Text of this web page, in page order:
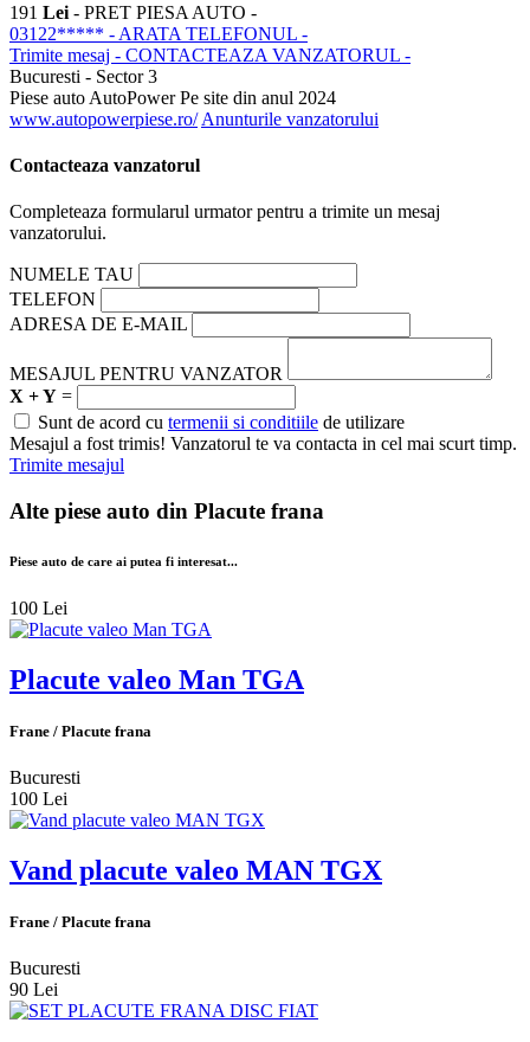
191 Lei - PRET PIESA AUTO -
03122***** - ARATA TELEFONUL -
Trimite mesaj - CONTACTEAZA VANZATORUL -
Bucuresti - Sector 3
Piese auto AutoPower Pe site din anul 2024
www.autopowerpiese.ro/ Anunturile vanzatorului
Contacteaza vanzatorul
Completeaza formularul urmator pentru a trimite un mesaj
vanzatorului.
NUMELE TAU
TELEFON
ADRESA DE E-MAIL
MESAJUL PENTRU VANZATOR
X + Y =
Sunt de acord cu termenii si conditiile de utilizare
Mesajul a fost trimis! Vanzatorul te va contacta in cel mai scurt timp.
Trimite mesajul
Alte piese auto din Placute frana
Piese auto de care ai putea fi interesat...
100 Lei
Placute valeo Man TGA
Frane / Placute frana
Bucuresti
100 Lei
Vand placute valeo MAN TGX
Frane / Placute frana
Bucuresti
90 Lei